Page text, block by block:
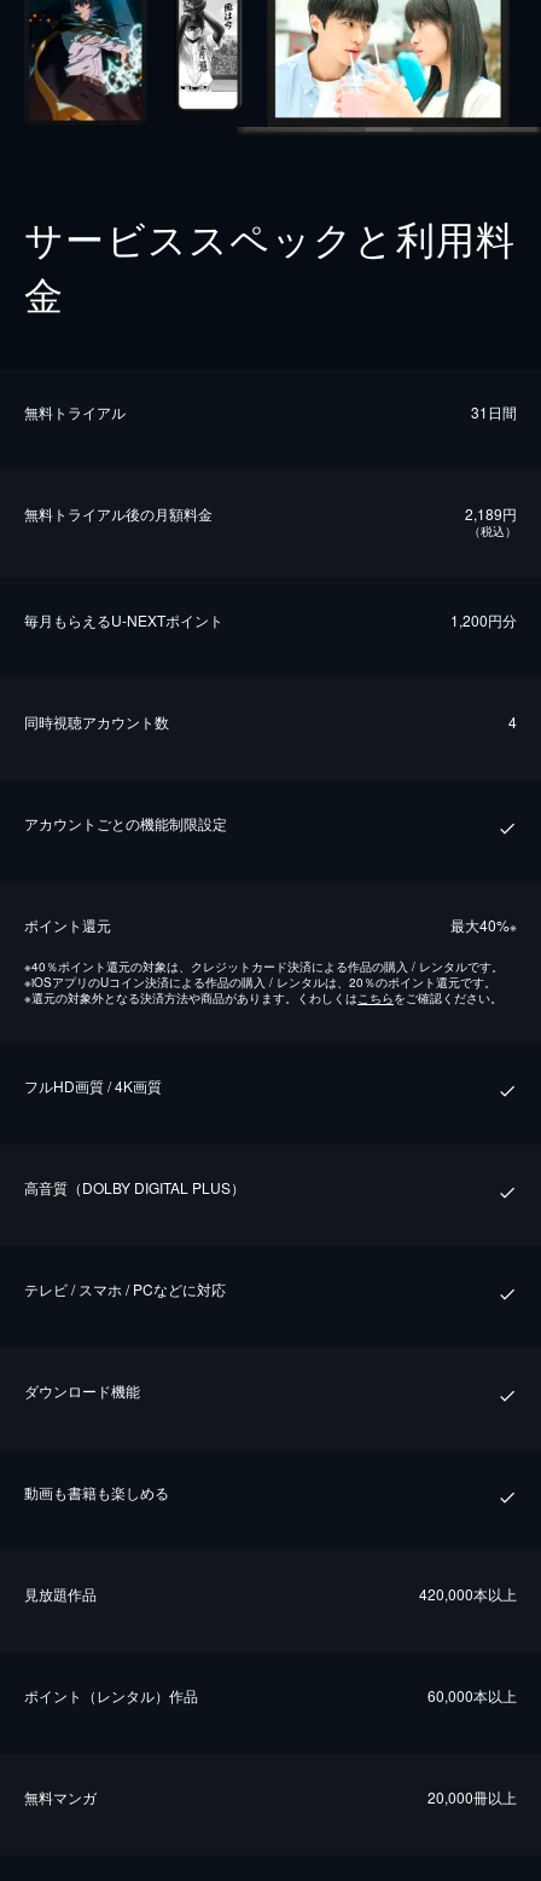
サービススペックと利用料
金
無料トライアル 31日間
無料トライアル後の⽉額料金 2,189円
（税込）
毎⽉もらえるU-NEXTポイント 1,200円分
同時視聴アカウント数 4
アカウントごとの機能制限設定
ポイント還元 最⼤40%※
※40％ポイント還元の対象は、クレジットカード決済による作品の購入 / レンタルです。
※iOSアプリのUコイン決済による作品の購入 / レンタルは、20％のポイント還元です。
※還元の対象外となる決済方法や商品があります。くわしくは こちらをご確認ください。
フルHD画質 / 4K画質
⾼⾳質（DOLBY DIGITAL PLUS）
テレビ / スマホ / PCなどに対応
ダウンロード機能
動画も書籍も楽しめる
⾒放題作品 420,000本以上
ポイント（レンタル）作品 60,000本以上
無料マンガ 20,000冊以上